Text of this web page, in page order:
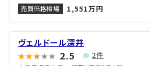
売買価格相場
1,551万円
ヴェルドール深井
2.5 2件